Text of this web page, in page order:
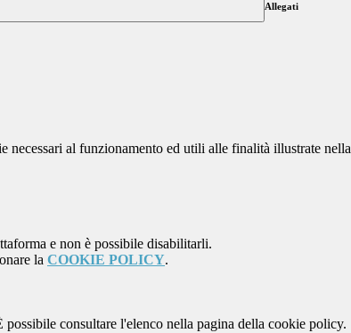
Allegati
al funzionamento ed utili alle finalità illustrate nella
e non è possibile disabilitarli.
la COOKIE POLICY.
consultare l'elenco nella pagina della cookie policy.